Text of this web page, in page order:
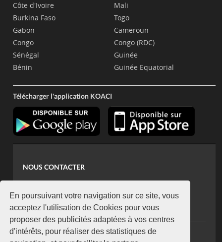
En poursuivant votre navigation sur ce site, vous
acceptez l'utilisation de Cookies pour vous
proposer des publicités adaptées à vos centres
d'intérêts, pour réaliser des statistiques de
Côte d'Ivoire
Burkina Faso
Gabon
Congo
Sénégal
Bénin
Mali
Togo
Cameroun
Congo (RDC)
Guinée
Guinée Equatorial
Télécharger l'application KOACI
NOUS CONTACTER
koaci@yahoo.fr
+225 07 08 85 52 93
NEWSLETTER